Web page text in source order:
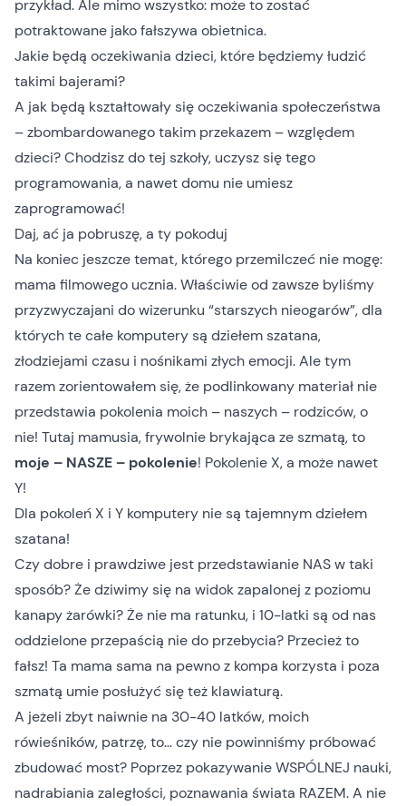
przykład. Ale mimo wszystko: może to zostać
potraktowane jako fałszywa obietnica.
Jakie będą oczekiwania dzieci, które będziemy łudzić
takimi bajerami?
A jak będą kształtowały się oczekiwania społeczeństwa
– zbombardowanego takim przekazem – względem
dzieci? Chodzisz do tej szkoły, uczysz się tego
programowania, a nawet domu nie umiesz
zaprogramować!
Daj, ać ja pobruszę, a ty pokoduj
Na koniec jeszcze temat, którego przemilczeć nie mogę:
mama filmowego ucznia. Właściwie od zawsze byliśmy
przyzwyczajani do wizerunku “starszych nieogarów”, dla
których te całe komputery są dziełem szatana,
złodziejami czasu i nośnikami złych emocji. Ale tym
razem zorientowałem się, że podlinkowany materiał nie
przedstawia pokolenia moich – naszych – rodziców, o
nie! Tutaj mamusia, frywolnie brykająca ze szmatą, to
moje – NASZE – pokolenie! Pokolenie X, a może nawet
Y!
Dla pokoleń X i Y komputery nie są tajemnym dziełem
szatana!
Czy dobre i prawdziwe jest przedstawianie NAS w taki
sposób? Że dziwimy się na widok zapalonej z poziomu
kanapy żarówki? Że nie ma ratunku, i 10-latki są od nas
oddzielone przepaścią nie do przebycia? Przecież to
fałsz! Ta mama sama na pewno z kompa korzysta i poza
szmatą umie posłużyć się też klawiaturą.
A jeżeli zbyt naiwnie na 30-40 latków, moich
rówieśników, patrzę, to… czy nie powinniśmy próbować
zbudować most? Poprzez pokazywanie WSPÓLNEJ nauki,
nadrabiania zaległości, poznawania świata RAZEM. A nie